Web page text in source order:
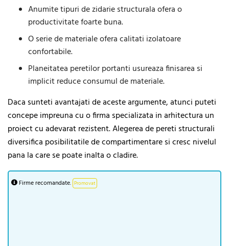
Anumite tipuri de zidarie structurala ofera o
productivitate foarte buna.
O serie de materiale ofera calitati izolatoare
confortabile.
Planeitatea peretilor portanti usureaza finisarea si
implicit reduce consumul de materiale.
Daca sunteti avantajati de aceste argumente, atunci puteti
concepe impreuna cu o firma specializata in arhitectura un
proiect cu adevarat rezistent. Alegerea de pereti structurali
diversifica posibilitatile de compartimentare si cresc nivelul
pana la care se poate inalta o cladire.
Firme recomandate. Promovat